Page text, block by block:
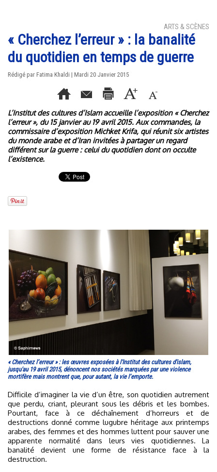
ARTS & SCÈNES
« Cherchez l’erreur » : la banalité
du quotidien en temps de guerre
Rédigé par Fatima Khaldi | Mardi 20 Janvier 2015
L’Institut des cultures d’Islam accueille l’exposition « Cherchez
l’erreur », du 15 janvier au 19 avril 2015. Aux commandes, la
commissaire d’exposition Michket Krifa, qui réunit six artistes
du monde arabe et d’Iran invitées à partager un regard
différent sur la guerre : celui du quotidien dont on occulte
l’existence.
« Cherchez l’erreur » : les œuvres exposées à l'Institut des cultures d'islam,
jusqu'au 19 avril 2015, dénoncent nos sociétés marquées par une violence
mortifère mais montrent que, pour autant, la vie l’emporte.
Difficile d’imaginer la vie d’un être, son quotidien autrement
que perdu, criant, pleurant sous les débris et les bombes.
Pourtant, face à ce déchaînement d’horreurs et de
destructions donné comme lugubre héritage aux printemps
arabes, des femmes et des hommes luttent pour sauver une
apparente normalité dans leurs vies quotidiennes. La
banalité devient une forme de résistance face à la
destruction.